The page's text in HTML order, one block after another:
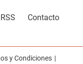
RSS
Contacto
y Condiciones